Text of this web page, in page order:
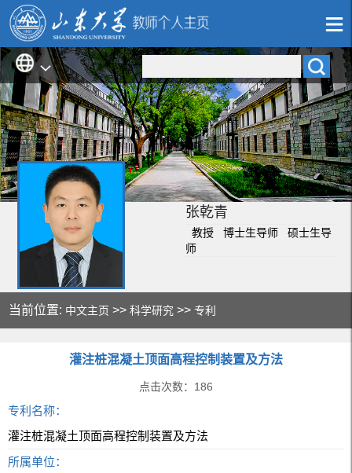
张乾青
教授 博士生导师 硕士生导
师
当前位置: 中文主页 >>科学研究 >>专利
灌注桩混凝土顶面高程控制装置及方法
点击次数： 186
专利名称：
灌注桩混凝土顶面高程控制装置及方法
所属单位：